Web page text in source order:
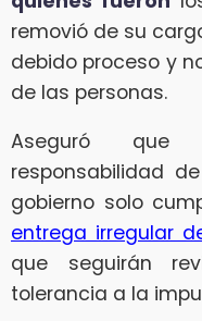
removió de su
debido proceso y
de las personas.
Aseguró que
responsabilidad
gobierno solo
entrega irregular
que seguirán
tolerancia a la